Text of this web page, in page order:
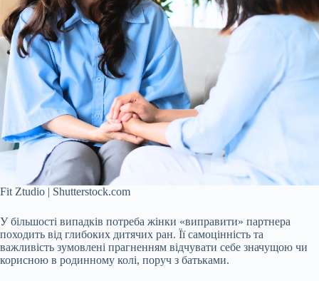
Fit Ztudio | Shutterstock.com
У більшості випадків потреба жінки «виправити» партнера
походить від глибоких дитячих ран. Її самоцінність та
важливість зумовлені прагненням відчувати себе значущою чи
корисною в родинному колі, поруч з батьками.